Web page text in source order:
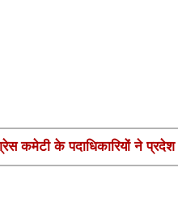
कमेटी के पदाधिकारियों ने प्रदेश